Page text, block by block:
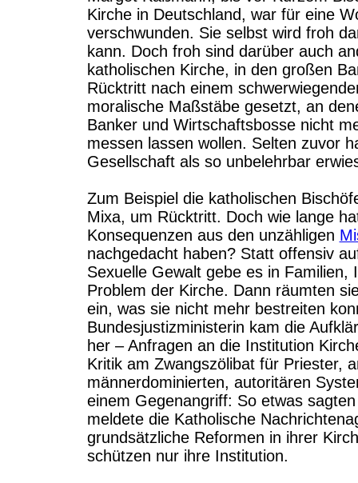
Kirche in Deutschland, war für eine
verschwunden. Sie selbst wird froh
kann. Doch froh sind darüber auch
katholischen Kirche, in den großen
Rücktritt nach einem
moralische Maßstäbe gesetzt, an
Banker und Wirtschaftsbosse nicht
messen lassen wollen. Selten zuvor
Gesellschaft als so unbelehrbar
Zum Beispiel die katholischen
Mixa, um Rücktritt. Doch wie lange
Konsequenzen aus den unzähligen
nachgedacht haben? Statt offensiv
Sexuelle Gewalt gebe es in
Problem der Kirche. Dann räumten
ein, was sie nicht mehr bestreiten
Bundesjustizministerin kam die
her – Anfragen an die Institution
Kritik am Zwangszölibat für Priester,
männerdominierten, autoritären
einem Gegenangriff: So etwas
meldete die Katholische
grundsätzliche Reformen in ihrer
schützen nur ihre Institution.